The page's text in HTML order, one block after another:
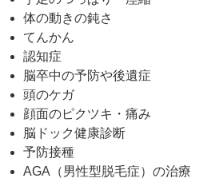
体の動きの鈍さ
てんかん
認知症
脳卒中の予防や後遺症
頭のケガ
顔面のピクツキ・痛み
脳ドック健康診断
予防接種
AGA（男性型脱毛症）の治療